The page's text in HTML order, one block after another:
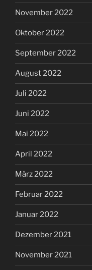
November 2022
Oktober 2022
September 2022
August 2022
Juli 2022
Juni 2022
Mai 2022
April 2022
März 2022
Februar 2022
Januar 2022
Dezember 2021
November 2021